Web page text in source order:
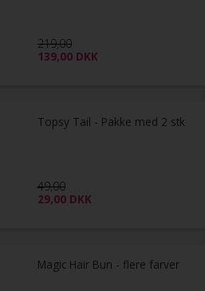
219,00
139,00 DKK
Topsy Tail - Pakke med 2 stk
49,00
29,00 DKK
Magic Hair Bun - flere farver